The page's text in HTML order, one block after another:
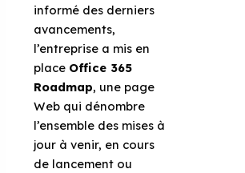
informé des derniers
avancements,
l’entreprise a mis en
place Office 365
Roadmap, une page
Web qui dénombre
l’ensemble des mises à
jour à venir, en cours
de lancement ou